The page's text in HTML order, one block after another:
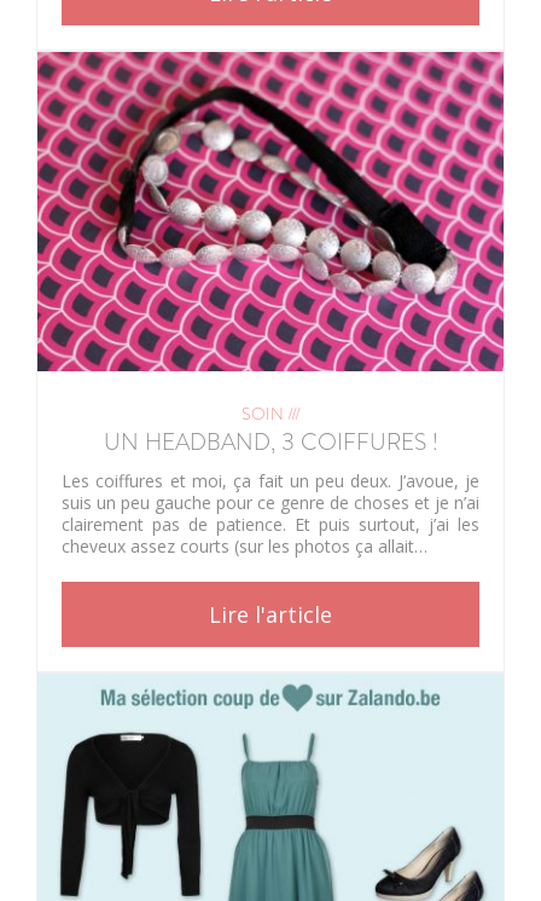
SOIN ///
UN HEADBAND, 3 COIFFURES !
Les coiffures et moi, ça fait un peu deux. J’avoue, je
suis un peu gauche pour ce genre de choses et je n’ai
clairement pas de patience. Et puis surtout, j’ai les
cheveux assez courts (sur les photos ça allait…
Lire l'article